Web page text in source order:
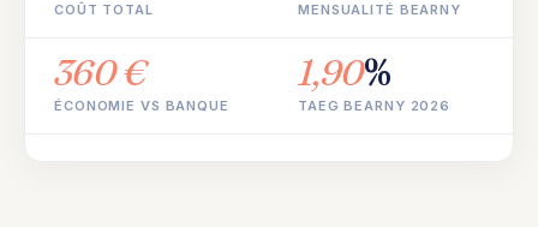
COÛT TOTAL MENSUALITÉ BEARNY
360 €
ÉCONOMIE VS BANQUE
1,90%
TAEG BEARNY 2026